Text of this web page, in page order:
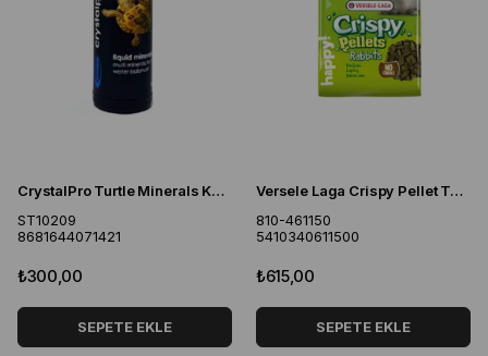
CrystalPro Turtle Minerals Kaplumbağalar İçin Mineral Su Düzenleyici 125 ml
ST10209
8681644071421
₺300,00
SEPETE EKLE
Versele Laga Crispy Pellet Tavşan Yemi 2Kg
810-461150
5410340611500
₺615,00
SEPETE EKLE